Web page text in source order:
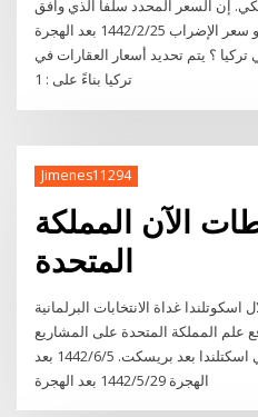
إن السعر المحدد سلفا الذي وافق
عليه المشتري والبائع من خيار ما هو سعر الإضراب 25‏‏/2‏‏/1442 بعد الهجرة
؟ يتم تحديد أسعار العقارات في
تركيا بناءً على : 1
Jimenes11294
الآن المملكة
المتحدة
غداة الانتخابات البرلمانية
علم المملكة المتحدة على المشاريع
الممولة من الحكومة البريطانية في اسكتلندا بعد بريسكت. 5‏‏/6‏‏/1442 بعد
الهجرة 29‏‏/5‏‏/1442 بعد الهجرة